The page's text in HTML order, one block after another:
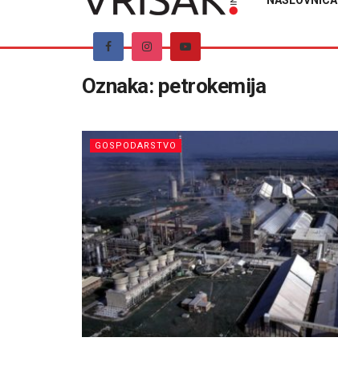
Oznaka: petrokemija
GOSPODARSTVO